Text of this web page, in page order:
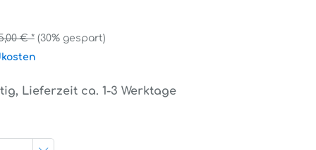
€ * (30% gespart)
Lieferzeit ca. 1-3 Werktage